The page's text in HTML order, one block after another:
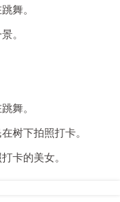
舞。
。
舞。
树下拍照打卡。
卡的美女。